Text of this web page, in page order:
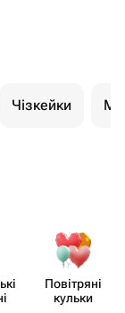
Чізкейки
Повітряні
кульки